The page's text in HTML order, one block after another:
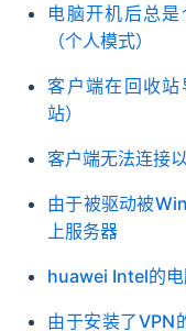
电脑开机后总
（个人模式）
客户端在回收
站）
客户端无法连接
由于被驱动被
上服务器
huawei Intel的
由于安装了VPN